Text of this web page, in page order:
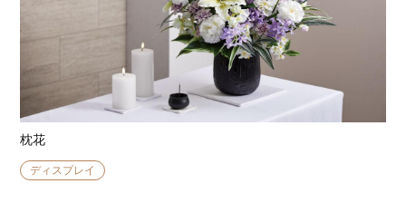
枕花
ディスプレイ